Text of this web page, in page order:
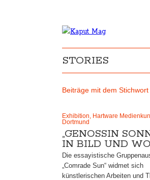
STORIES
Beiträge mit dem
Exhibition, Hartware
Dortmund
„GENOSSIN
IN BILD UND
Die essayistische
„Comrade Sun“ widmet sich
künstlerischen Arbeiten und